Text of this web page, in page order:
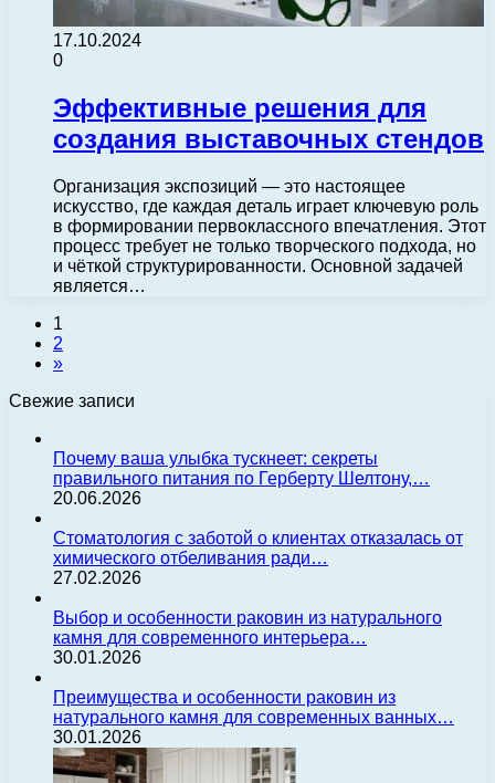
17.10.2024
0
Эффективные решения для
создания выставочных стендов
Организация экспозиций — это настоящее
искусство, где каждая деталь играет ключевую роль
в формировании первоклассного впечатления. Этот
процесс требует не только творческого подхода, но
и чёткой структурированности. Основной задачей
является…
1
2
»
Свежие записи
Почему ваша улыбка тускнеет: секреты
правильного питания по Герберту Шелтону,…
20.06.2026
Стоматология с заботой о клиентах отказалась от
химического отбеливания ради…
27.02.2026
Выбор и особенности раковин из натурального
камня для современного интерьера…
30.01.2026
Преимущества и особенности раковин из
натурального камня для современных ванных…
30.01.2026